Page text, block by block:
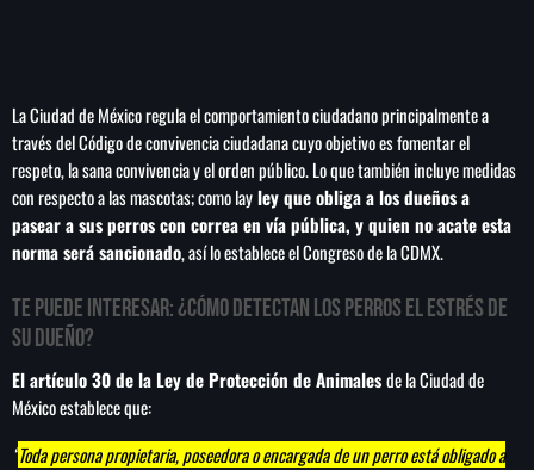
LOCUCIÓN (TALENTO AL AIRE)
RANKING
COMUNÍCATE
PUBLICIDAD
HISTORIA
SEARCH
La Ciudad de México regula el comportamiento ciudadano principalmente a
través del Código de convivencia ciudadana cuyo objetivo es fomentar el
respeto, la sana convivencia y el orden público. Lo que también incluye medidas
con respecto a las mascotas; como layley que obliga a los dueños a
pasear a sus perros con correa en vía pública, y quien no acate esta
norma será sancionado, así lo establece el Congreso de la CDMX.
Te puede interesar:¿Cómo detectan los perros el estrés de
su dueño?
El artículo 30 de la Ley de Protección de Animalesde la Ciudad de
México establece que:
“Toda persona propietaria, poseedora o encargada de un perro está obligado a